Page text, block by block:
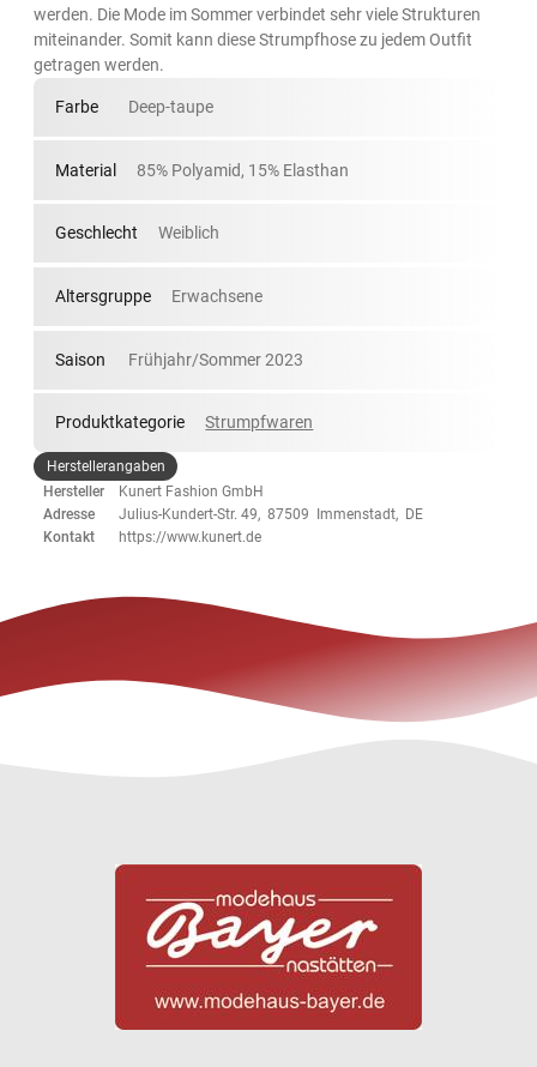
werden. Die Mode im Sommer verbindet sehr viele Strukturen
miteinander. Somit kann diese Strumpfhose zu jedem Outfit
getragen werden.
Farbe Deep-taupe
Material 85% Polyamid, 15% Elasthan
Geschlecht Weiblich
Altersgruppe Erwachsene
Saison Frühjahr/Sommer 2023
Produktkategorie Strumpfwaren
Herstellerangaben
Hersteller
Kunert Fashion GmbH
Adresse
Julius-Kundert-Str. 49, 87509 Immenstadt, DE
Kontakt
https://www.kunert.de